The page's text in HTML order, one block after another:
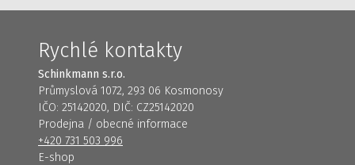
Rychlé kontakty
Schinkmann s.r.o.
Průmyslová 1072, 293 06 Kosmonosy
IČO: 25142020, DIČ: CZ25142020
Prodejna / obecné informace
+420 731 503 996
E-shop